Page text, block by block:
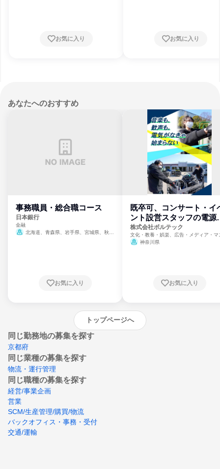
お気に入り お気に入り
あなたへのおすすめ
事務職員・総合職コース
日本銀行
金融
北海道、青森県、岩手県、宮城県、秋田
崎県、熊本県、大分県、宮崎県、鹿児島県、
お気に入り
既卒可、コンサート・イ
ント設営スタッフの電源
門
株式会社ボルテック
文化・教養・娯楽、広告・メディア・マ
ミ、電力・ガス・水道・エネルギー
神奈川県
お気に入り
トップページへ
同じ勤務地の募集を探す
京都府
同じ業種の募集を探す
物流・運行管理
同じ職種の募集を探す
経営/事業企画
営業
SCM/生産管理/購買/物流
バックオフィス・事務・受付
交通/運輸